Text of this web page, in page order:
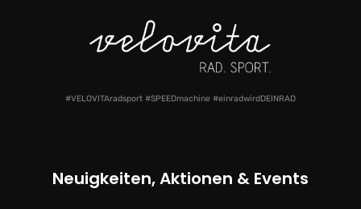
#VELOVITAradsport #SPEEDmachine #einradwirdDEINRAD
Neuigkeiten, Aktionen & Events